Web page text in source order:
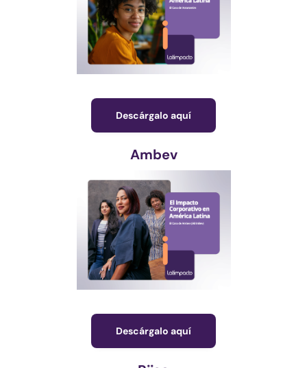
Descárgalo aquí
Ambev
Descárgalo aquí